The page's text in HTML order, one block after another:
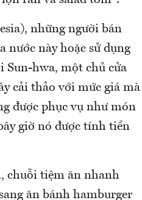
những người bán
nước này hoặc sử dụng
Sun-hwa, một chủ cửa
cải thảo với mức giá mà
được phục vụ như món
giờ nó được tính tiền
chuỗi tiệm ăn nhanh
ăn bánh hamburger